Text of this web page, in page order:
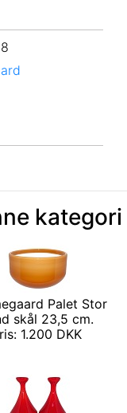
kategori
Palet Stor
skål 23,5 cm.
1.200 DKK